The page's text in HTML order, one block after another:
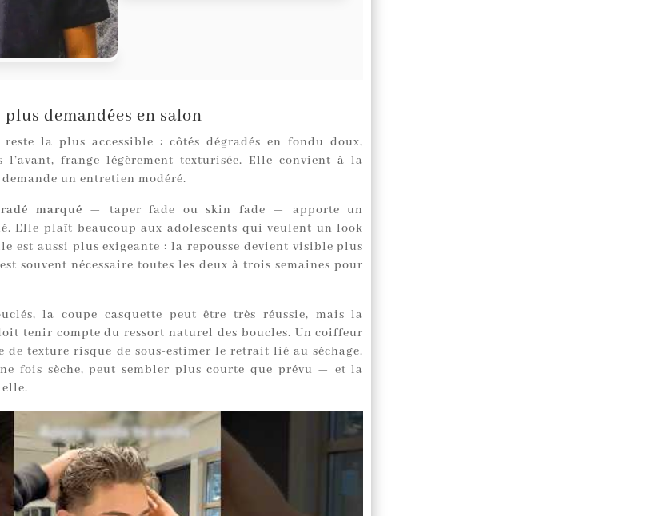
demandées en salon
la plus accessible : côtés dégradés en fondu doux,
l’avant, frange légèrement texturisée. Elle convient à la
un entretien modéré.
marqué — taper fade ou skin fade — apporte un
Elle plaît beaucoup aux adolescents qui veulent un look
est aussi plus exigeante : la repousse devient visible plus
souvent nécessaire toutes les deux à trois semaines pour
la coupe casquette peut être très réussie, mais la
tenir compte du ressort naturel des boucles. Un coiffeur
de texture risque de sous-estimer le retrait lié au séchage.
fois sèche, peut sembler plus courte que prévu — et la